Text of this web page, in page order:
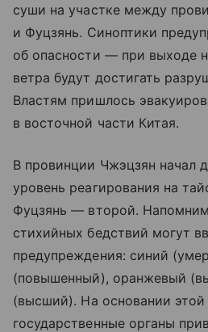
суши на участке между
и Фуцзянь. Синоптики
об опасности — при выходе
ветра будут достигать
Властям пришлось
в восточной части Китая.
В провинции Чжэцзян начал
уровень реагирования на
Фуцзянь — второй.
стихийных бедствий могут
предупреждения: синий
(повышенный), оранжевый
(высший). На основании этой
государственные органы